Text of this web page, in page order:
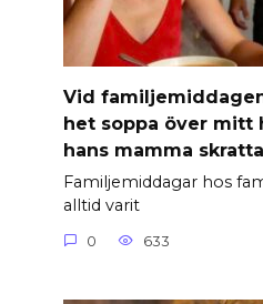
Vid
het soppa över mitt
hans mamma
Familjemiddagar hos
alltid varit
0 633